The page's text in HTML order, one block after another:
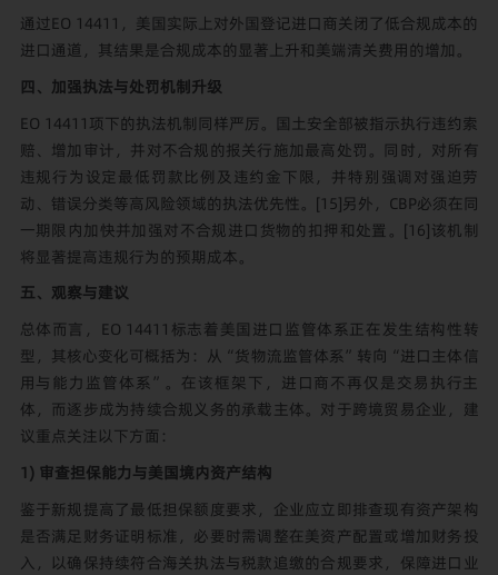
通过EO 14411，美国实际上对外国登记进口商关闭了低合规成本的
进口通道，其结果是合规成本的显著上升和美端清关费用的增加。
四、 加强执法与处罚机制升级
EO 14411项下的执法机制同样严厉。国土安全部被指示执行违约索
赔、增加审计，并对不合规的报关行施加最高处罚。同时，对所有
违规行为设定最低罚款比例及违约金下限，并特别强调对强迫劳
动、错误分类等高风险领域的执法优先性。 [15] 另外，CBP必须在同
一期限内加快并加强对不合规进口货物的扣押和处置。 [16]该机制
将显著提高违规行为的预期成本。
五、 观察与建议
总体而言，EO 14411标志着美国进口监管体系正在发生结构性转
型，其核心变化可概括为：从“货物流监管体系”转向“进口主体信
用与能力监管体系”。在该框架下，进口商不再仅是交易执行主
体，而逐步成为持续合规义务的承载主体。对于跨境贸易企业，建
议重点关注以下方面：
1) 审查担保能力与美国境内资产结构
鉴于新规提高了最低担保额度要求，企业应立即排查现有资产架构
是否满足财务证明标准，必要时需调整在美资产配置或增加财务投
入，以确保持续符合海关执法与税款追缴的合规要求，保障进口业